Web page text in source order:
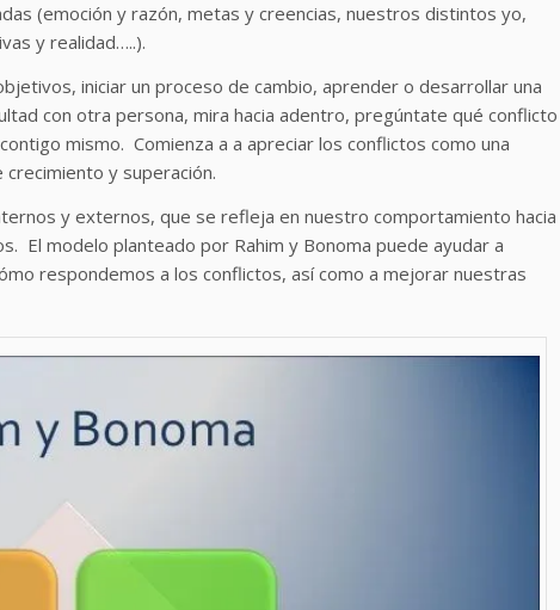
(emoción y razón, metas y creencias, nuestros distintos yo,
y realidad…..).
iniciar un proceso de cambio, aprender o desarrollar una
con otra persona, mira hacia adentro, pregúntate qué conflicto
mismo. Comienza a a apreciar los conflictos como una
y superación.
y externos, que se refleja en nuestro comportamiento hacia
El modelo planteado por Rahim y Bonoma puede ayudar a
respondemos a los conflictos, así como a mejorar nuestras